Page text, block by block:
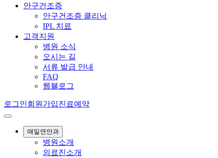
안구건조증
안구건조증 클리닉
IPL 치료
고객지원
병원 소식
오시는 길
서류 발급 안내
FAQ
웹블로그
로그인회원가입진료예약
매일연안과
병원소개
의료진소개